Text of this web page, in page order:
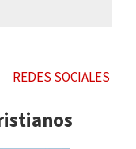
REDES SOCIALES